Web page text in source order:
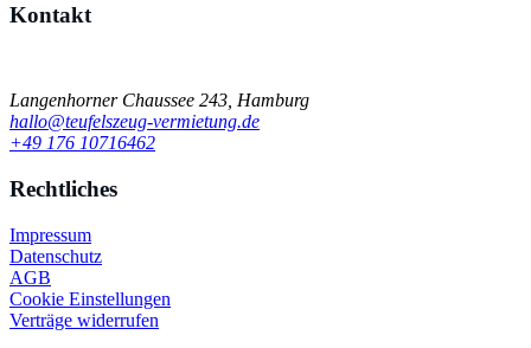
Kontakt
Langenhorner Chaussee 243, Hamburg
hallo@teufelszeug-vermietung.de
+49 176 10716462
Rechtliches
Impressum
Datenschutz
AGB
Cookie Einstellungen
Verträge widerrufen